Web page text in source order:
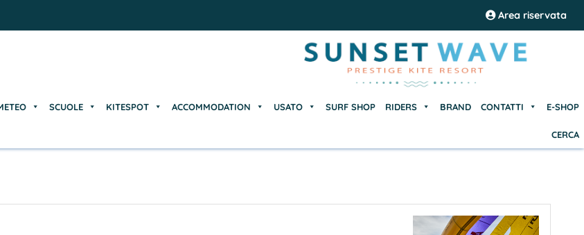
Area riservata
SCUOLE KITESPOT ACCOMMODATION USATO SURF SHOP RIDERS BRAND CONTATTI E-SHOP
CERCA